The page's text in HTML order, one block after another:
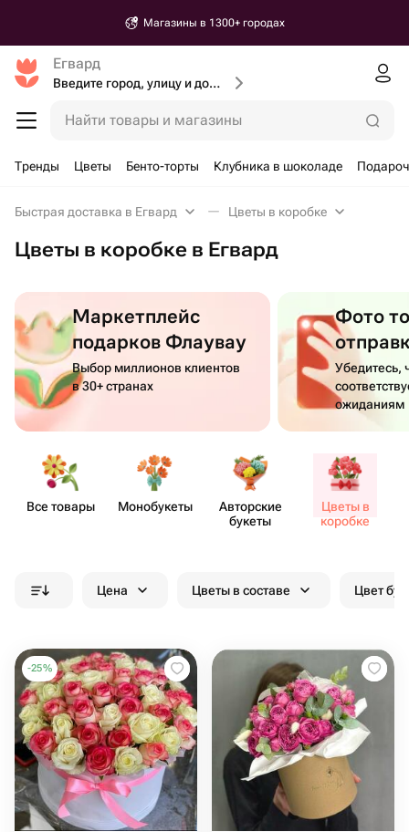
Магазины в 1300+ городах
Егвард
Введите город, улицу и дом доставки
Найти товары и магазины
Тренды Цветы Бенто-торты Клубника в шоколаде
Быстрая доставка в Егвард Цветы в коробке
Цветы в коробке в Егвард
Маркетплейс
подарков Флаувау
Выбор миллионов клиентов
в 30+ странах
Фото
Убедитесь,
ожиданиям
Все товары Моно​букеты
Авторские
букеты
Цветы в
коробке
Цена Цветы в составе Цвет
-25%